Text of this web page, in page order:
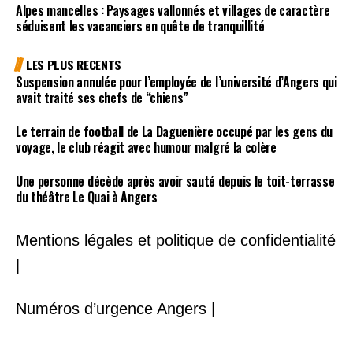
Alpes mancelles : Paysages vallonnés et villages de caractère
séduisent les vacanciers en quête de tranquillité
LES PLUS RECENTS
Suspension annulée pour l’employée de l’université d’Angers qui
avait traité ses chefs de “chiens”
Le terrain de football de La Daguenière occupé par les gens du
voyage, le club réagit avec humour malgré la colère
Une personne décède après avoir sauté depuis le toit-terrasse
du théâtre Le Quai à Angers
Mentions légales et politique de confidentialité
Numéros d’urgence Angers |